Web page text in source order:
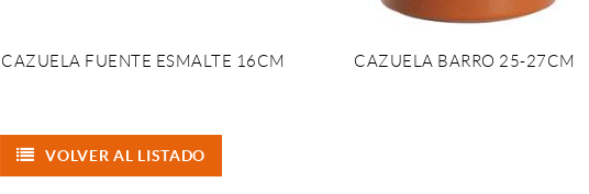
CAZUELA FUENTE ESMALTE 16CM CAZUELA BARRO 25-27CM
VOLVER AL LISTADO